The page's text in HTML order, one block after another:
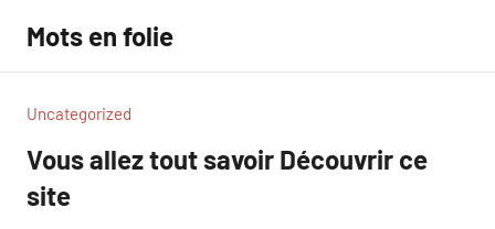
contenu
Mots en folie
Uncategorized
Vous allez tout savoir Découvrir ce
site